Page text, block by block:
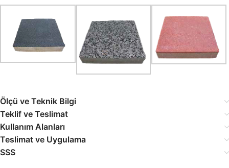
Ölçü ve Teknik Bilgi
Teklif ve Teslimat
Kullanım Alanları
Teslimat ve Uygulama
SSS